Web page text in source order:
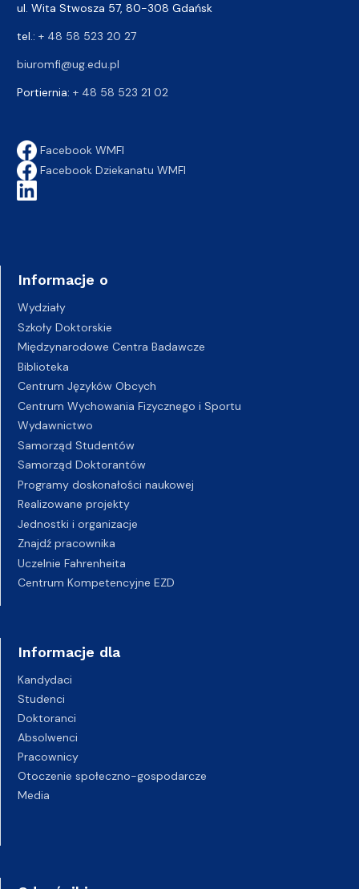
ul. Wita Stwosza 57, 80-308 Gdańsk
tel.: + 48 58 523 20 27
biuromfi@ug.edu.pl
Portiernia: + 48 58 523 21 02
Facebook WMFI
Facebook Dziekanatu WMFI
Informacje o
Wydziały
Szkoły Doktorskie
Międzynarodowe Centra Badawcze
Biblioteka
Centrum Języków Obcych
Centrum Wychowania Fizycznego i Sportu
Wydawnictwo
Samorząd Studentów
Samorząd Doktorantów
Programy doskonałości naukowej
Realizowane projekty
Jednostki i organizacje
Znajdź pracownika
Uczelnie Fahrenheita
Centrum Kompetencyjne EZD
Informacje dla
Kandydaci
Studenci
Doktoranci
Absolwenci
Pracownicy
Otoczenie społeczno-gospodarcze
Media